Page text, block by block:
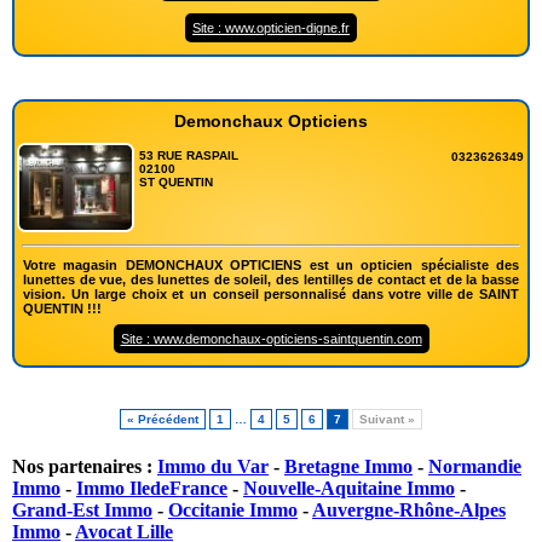
Site : www.opticien-digne.fr
Demonchaux Opticiens
53 RUE RASPAIL
02100
ST QUENTIN
0323626349
Votre magasin DEMONCHAUX OPTICIENS est un opticien spécialiste des
lunettes de vue, des lunettes de soleil, des lentilles de contact et de la basse
vision. Un large choix et un conseil personnalisé dans votre ville de SAINT
QUENTIN !!!
Site : www.demonchaux-opticiens-saintquentin.com
« Précédent 1 4 5 6 7 Suivant »
Nos partenaires : Immo du Var - Bretagne Immo - Normandie
Immo - Immo IledeFrance - Nouvelle-Aquitaine Immo -
Grand-Est Immo - Occitanie Immo - Auvergne-Rhône-Alpes
Immo - Avocat Lille